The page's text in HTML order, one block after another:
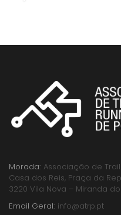
Morada: Associação de
Casa dos Reis, Praça da
3220 Vila Nova – Miranda
Email Geral: info@atrp.pt